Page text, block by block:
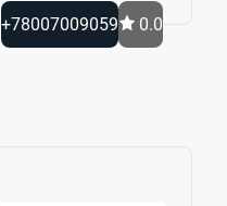
+78007009059 0.0